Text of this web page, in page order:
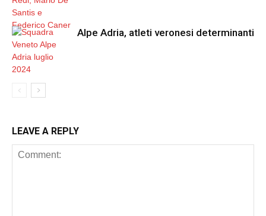
Alpe Adria, atleti veronesi determinanti
LEAVE A REPLY